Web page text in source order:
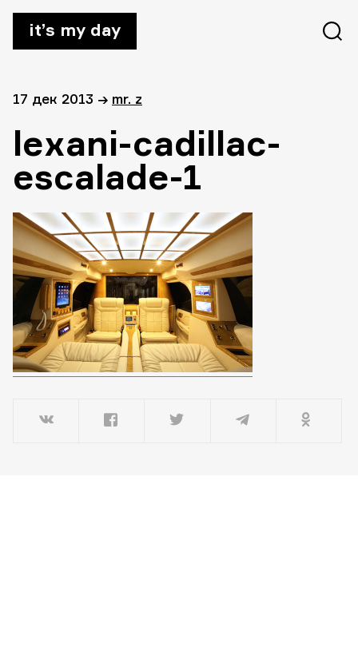
it’s my day
17 дек 2013 → mr. z
lexani-cadillac-
escalade-1